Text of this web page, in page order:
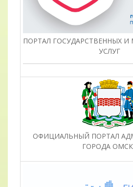
ПОРТАЛ ГОСУДАРСТВЕННЫХ
УСЛУГ
ОФИЦИАЛЬНЫЙ ПОРТАЛ
ГОРОДА